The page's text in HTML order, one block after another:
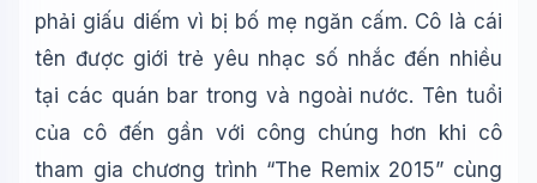
phải giấu diếm vì bị bố mẹ ngăn cấm. Cô là cái
tên được giới trẻ yêu nhạc số nhắc đến nhiều
tại các quán bar trong và ngoài nước. Tên tuổi
của cô đến gần với công chúng hơn khi cô
tham gia chương trình “The Remix 2015” cùng